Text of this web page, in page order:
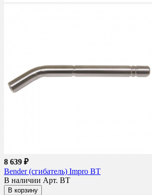
8 639 ₽
Bender (сгибатель) Impro BT
В наличии Арт. BT
В корзину